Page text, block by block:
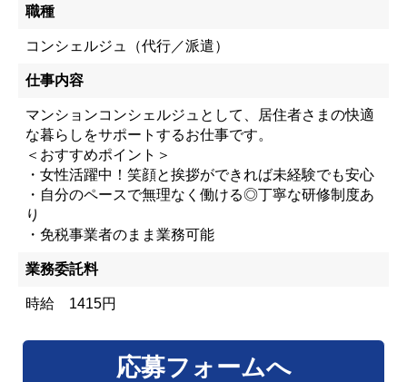
職種
コンシェルジュ（代行／派遣）
仕事内容
マンションコンシェルジュとして、居住者さまの快適
な暮らしをサポートするお仕事です。
＜おすすめポイント＞
・女性活躍中！笑顔と挨拶ができれば未経験でも安心
・自分のペースで無理なく働ける◎丁寧な研修制度あ
り
・免税事業者のまま業務可能
業務委託料
時給 1415円
応募フォームへ